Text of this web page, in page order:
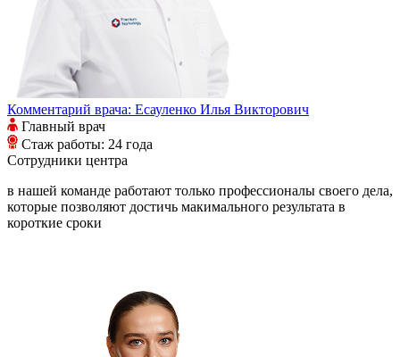
Комментарий врача: Есауленко Илья Викторович
Главный врач
Стаж работы: 24 года
Сотрудники центра
в нашей команде работают только профессионалы своего дела,
которые позволяют достичь макимального результата в
короткие сроки